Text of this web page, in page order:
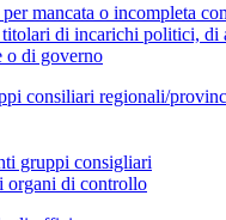
mancata o incompleta
titolari di incarichi politici, di
o di governo
consiliari regionali/
gruppi consigliari
organi di controllo